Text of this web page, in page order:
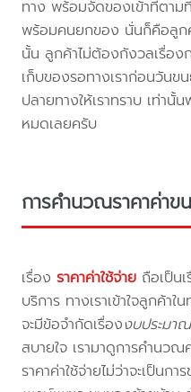
ทาง พร้อมจัดของเข้าที่ตาม
พร้อมคนยกของ นั่นก็คือลูก
นั้น ลูกค้าไม่ต้องกังวลเรื่อง
เก็บของรอทางเราก่อนวันข
ปลายทางให้เราทราบ เท่านั้
หมดเลยครับ
การคำนวณราคาค่าข
เรื่องราคาค่าใช้จ่าย ถือเป็น
บริการ ทางเราเข้าใจลูกค้า
จะมีข้อจำกัดเรื่องงบประมา
สบายใจ เรามาดูการคำนว
ราคาค่าใช้จ่ายไม่ว่าจะเป็นก